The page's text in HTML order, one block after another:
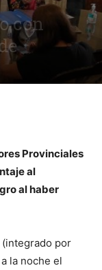
con
Provinciales
al
al haber
(integrado por
la noche el